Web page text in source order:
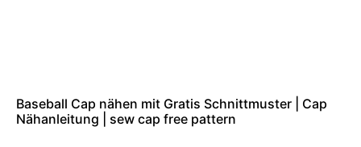
Baseball Cap nähen mit Gratis Schnittmuster | Cap
Nähanleitung | sew cap free pattern